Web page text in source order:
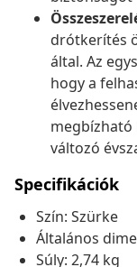
drótkerítés
által. Az
hogy a
megbízható
változó
Specifikációk
Szín: Szürke
Általános
Súly: 2,74 kg